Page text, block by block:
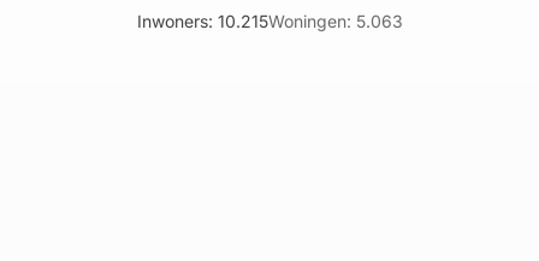
Inwoners: 10.215Woningen: 5.063